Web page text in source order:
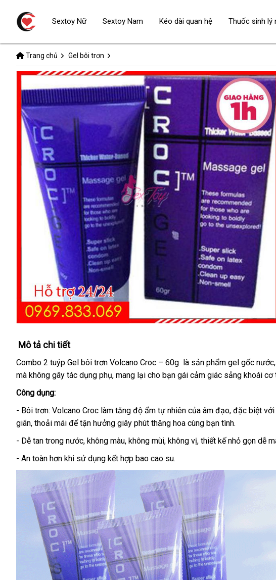
Trang chủ Gel bôi trơn
Mô tả chi tiết
Combo 2 tuýp Gel bôi trơn Volcano Croc – 60g là sản phẩm gel gốc nước
mà không gây tác dụng phụđặt
, mang lại cho bạn gái cảm giác sảng khoái cơ
Công dụng:
- Bôi trơn: Volcano Croc làm tăng độ ẩm tự nhiên đấu
giá
của âm đạotốt
nhất
, giảm
giá
đặc biệt với
giãnmini
, thoải mái địa
chỉ
để tận hưởng giây phút thăng hoa cùng bạn tình.
- Dễ tan trong nướctận
nơi
, không màunội
địa
, không mùibáo
, không vịlấy
, thiết kế nhỏ gọn dễ
- An toàn hơn khi sử dụng kết hợp bao cao su.
Sextoy Nữ Sextoy Nam Kéo dài quan hệ Thuốc sinh lý